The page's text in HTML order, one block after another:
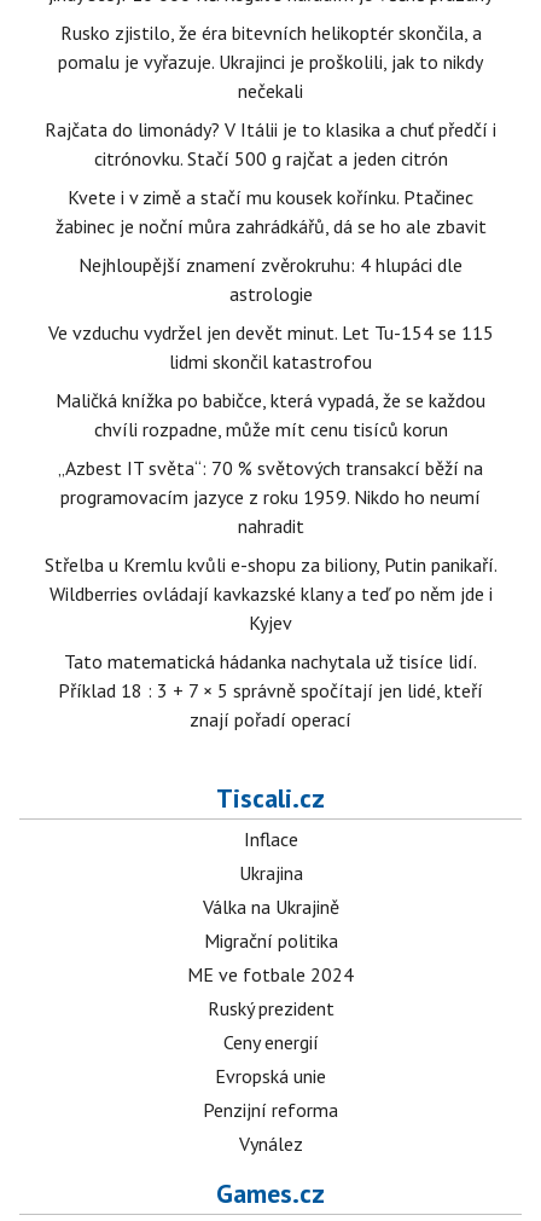
Rusko zjistilo, že éra bitevních helikoptér skončila, a
pomalu je vyřazuje. Ukrajinci je proškolili, jak to nikdy
nečekali
Rajčata do limonády? V Itálii je to klasika a chuť předčí i
citrónovku. Stačí 500 g rajčat a jeden citrón
Kvete i v zimě a stačí mu kousek kořínku. Ptačinec
žabinec je noční můra zahrádkářů, dá se ho ale zbavit
Nejhloupější znamení zvěrokruhu: 4 hlupáci dle
astrologie
Ve vzduchu vydržel jen devět minut. Let Tu-154 se 115
lidmi skončil katastrofou
Maličká knížka po babičce, která vypadá, že se každou
chvíli rozpadne, může mít cenu tisíců korun
„Azbest IT světa“: 70 % světových transakcí běží na
programovacím jazyce z roku 1959. Nikdo ho neumí
nahradit
Střelba u Kremlu kvůli e-shopu za biliony, Putin panikaří.
Wildberries ovládají kavkazské klany a teď po něm jde i
Kyjev
Tato matematická hádanka nachytala už tisíce lidí.
Příklad 18 : 3 + 7 × 5 správně spočítají jen lidé, kteří
znají pořadí operací
Tiscali.cz
Inflace
Ukrajina
Válka na Ukrajině
Migrační politika
ME ve fotbale 2024
Ruský prezident
Ceny energií
Evropská unie
Penzijní reforma
Vynález
Games.cz